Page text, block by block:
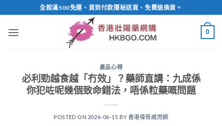
to
content
全館滿500免運、貨到付款隱秘送貨、免費退換貨。
0
產品心得
必利勁越食越「冇效」？藥師直講：九成係
你犯咗呢幾個致命錯法，唔係粒藥嘅問題
POSTED ON 2026-06-15 BY 香港偉哥威而鋼